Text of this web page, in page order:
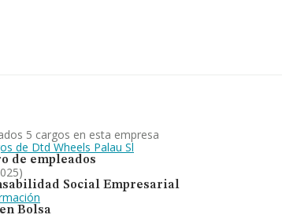
5 cargos en esta empresa
de Dtd Wheels Palau Sl
de empleados
Social Empresarial
Bolsa